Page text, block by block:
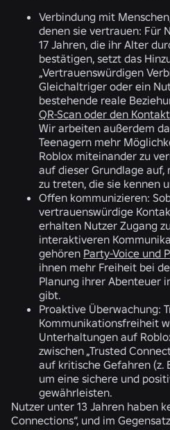
Verbindung mit
denen sie vertrauen: Für
17 Jahren, die ihr Alter
bestätigen, setzt das
„Vertrauenswürdigen
Gleichaltriger oder ein
bestehende reale
QR-Scan oder den
Wir arbeiten außerdem
Teenagern mehr
Roblox miteinander zu
auf dieser Grundlage
zu treten, die sie kennen
Offen kommunizieren:
vertrauenswürdige
erhalten Nutzer Zugang
interaktiveren
gehören Party-Voice und
ihnen mehr Freiheit bei
Planung ihrer Abenteuer
gibt.
Proaktive Überwachung:
Kommunikationsfreiheit
Unterhaltungen auf
zwischen „Trusted
auf kritische Gefahren (z.
um eine sichere und
gewährleisten.
Nutzer unter 13 Jahren haben
Connections“, und im